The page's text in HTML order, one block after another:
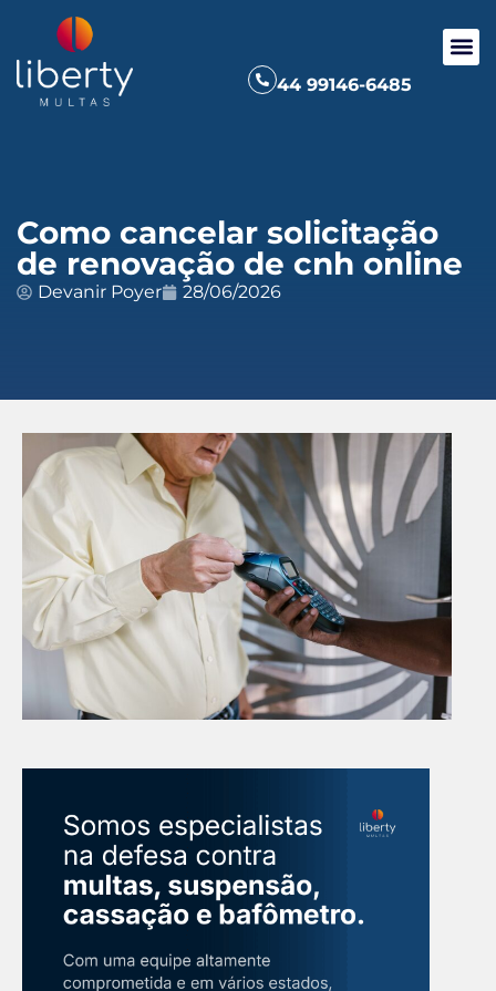
44 99146-6485
Como cancelar solicitação
de renovação de cnh online
Devanir Poyer 28/06/2026